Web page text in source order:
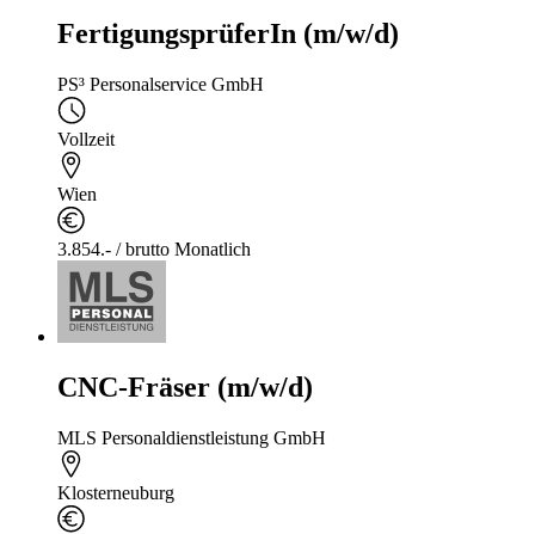
FertigungsprüferIn (m/w/d)
PS³ Personalservice GmbH
Vollzeit
Wien
3.854.- / brutto Monatlich
CNC-Fräser (m/w/d)
MLS Personaldienstleistung GmbH
Klosterneuburg